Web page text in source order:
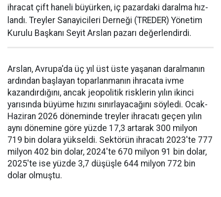
ihracat çift haneli bü­yürken, iç pazardaki daralma hız­
landı. Treyler Sanayicileri Der­neği (TREDER) Yönetim
Kurulu Başkanı Seyit Arslan pazarı değerlendirdi.
Arslan, Avrupa'da üç yıl üst üste yaşanan daralma­nın
ardından başlayan toparlan­manın ihracata ivme
kazandır­dığını, ancak jeopolitik riskle­rin yılın ikinci
yarısında büyüme hızını sınırlayacağını söyledi. Ocak-
Haziran 2026 döneminde treyler ihracatı geçen yılın
aynı dönemine göre yüzde 17,3 artarak 300 milyon
719 bin dolara yüksel­di. Sektörün ihracatı 2023'te 777
milyon 402 bin dolar, 2024'te 670 milyon 91 bin dolar,
2025'te ise yüzde 3,7 düşüşle 644 milyon 772 bin
dolar olmuştu.